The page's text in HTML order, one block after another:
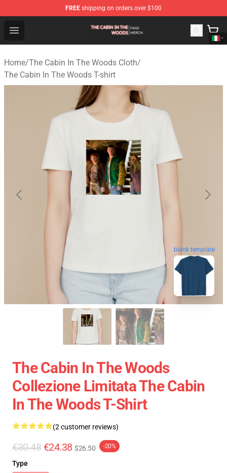
FREE shipping on orders over $100
Open menu
The Cabin In The Woods Shop - Official The Cabin In
Home/The Cabin In The Woods Cloth/
The Cabin In The Woods T-shirt
blank template
The Cabin In The Woods
Collezione Limitata The Cabin
In The Woods T-Shirt
(2 customer reviews)
€30.48 €24.38 $26.50 -20%
Type